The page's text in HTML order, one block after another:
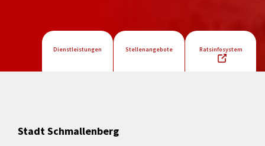
Dienstleistungen Stellenangebote Ratsinfosystem
Stadt Schmallenberg